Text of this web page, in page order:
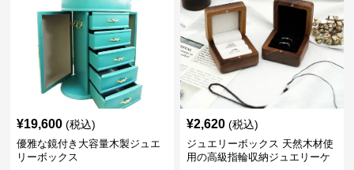
¥19,600 (税込)
優雅な鏡付き大容量木製ジュエ
リーボックス
¥2,620 (税込)
ジュエリーボックス 天然木材使
用の高級指輪収納ジュエリーケ